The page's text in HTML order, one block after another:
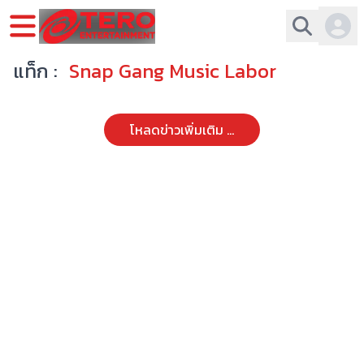
แท็ก : Snap Gang Music Labor
โหลดข่าวเพิ่มเติม ...